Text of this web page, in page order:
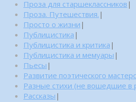
Проза для старшеклассников |
Проза. Путешествия. |
Просто о жизни |
Публицистика |
Публицистика и критика |
Публицистика и мемуары |
Пьесы |
Развитие поэтического
Разные стихи (не вошедшие в
Рассказы |